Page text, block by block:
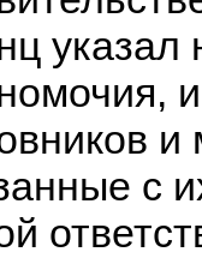
указал
и
с